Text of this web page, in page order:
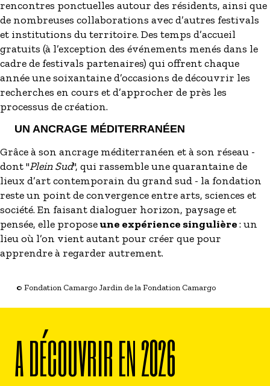
rencontres ponctuelles autour des résidents, ainsi que
de nombreuses collaborations avec d’autres festivals
et institutions du territoire. Des temps d’accueil
gratuits (à l’exception des événements menés dans le
cadre de festivals partenaires) qui offrent chaque
année une soixantaine d’occasions de découvrir les
recherches en cours et d’approcher de près les
processus de création.
UN ANCRAGE MÉDITERRANÉEN
Grâce à son ancrage méditerranéen et à son réseau -
dont "Plein Sud", qui rassemble une quarantaine de
lieux d’art contemporain du grand sud - la fondation
reste un point de convergence entre arts, sciences et
société. En faisant dialoguer horizon, paysage et
pensée, elle proposeune expérience singulière: un
lieu où l’on vient autant pour créer que pour
apprendre à regarder autrement.
© Fondation Camargo Jardin de la Fondation Camargo
A DÉCOUVRIR EN 2026